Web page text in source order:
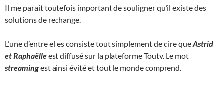
Il me parait toutefois important de souligner qu’il existe des
solutions de rechange.
L’une d’entre elles consiste tout simplement de dire queAstrid
et Raphaëlleest diffusé sur la plateforme Toutv. Le mot
streamingest ainsi évité et tout le monde comprend.